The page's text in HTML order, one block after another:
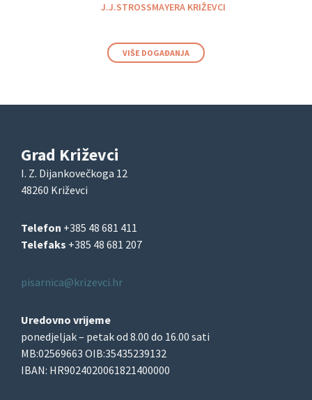
J.J.STROSSMAYERA KRIŽEVCI
VIŠE DOGAĐANJA
Grad Križevci
I. Z. Dijankovečkoga 12
48260 Križevci
Telefon +385 48 681 411
Telefaks +385 48 681 207
pisarnica@krizevci.hr
Uredovno vrijeme
ponedjeljak – petak od 8.00 do 16.00 sati
MB:02569663 OIB:35435239132
IBAN: HR9024020061821400000